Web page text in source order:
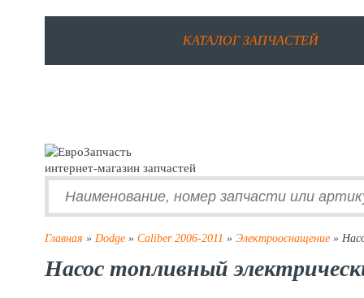
КАТАЛОГ ЗАПЧАСТЕЙ
интернет-магазин запчастей
Главная » Dodge » Caliber 2006-2011 » Электрооснащение »
Насос топливный